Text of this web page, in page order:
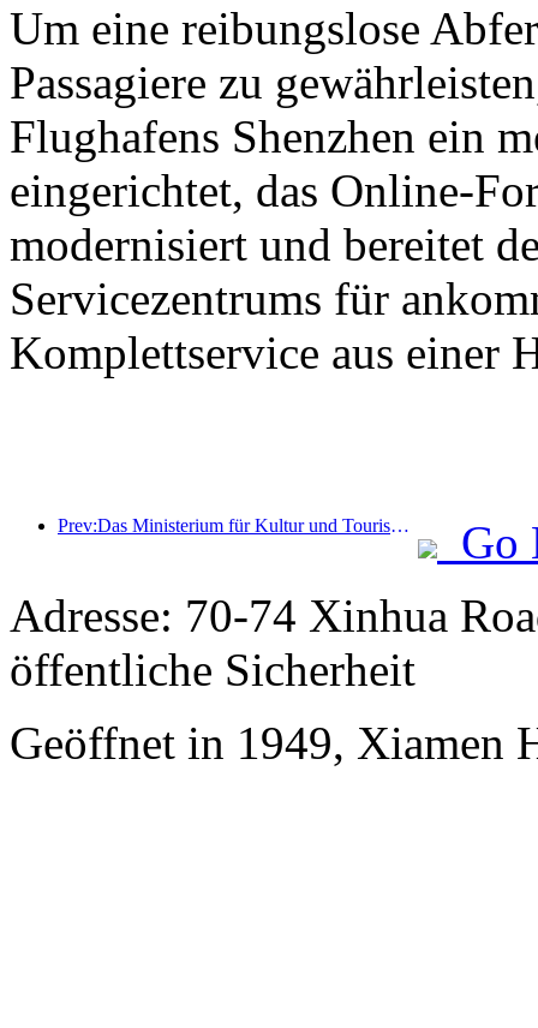
Um eine reibungslose
Passagiere zu
Flughafens Shenzhen ein
eingerichtet, das Online-
modernisiert und bereitet
Servicezentrums für
Komplettservice aus einer
Prev:Das Ministerium für Kultur und Tourismus berichtete, dass im Jahr 2025 16.994 Sehenswürdigkeiten der Kategorie A 7,51 Milliarden Besucher empfangen und Tourismuseinnahmen in Höhe von 554,49 Milliarden Yuan generiert haben.
Go
Adresse: 70-74 Xinhua
öffentliche Sicherheit
Geöffnet in 1949, Xiamen